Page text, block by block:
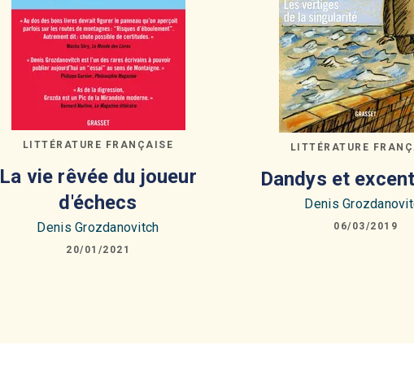
LITTÉRATURE FRANÇAISE
La vie rêvée du joueur
d'échecs
Denis Grozdanovitch
20/01/2021
LITTÉRATURE
Dandys et
Denis
06/03/2019